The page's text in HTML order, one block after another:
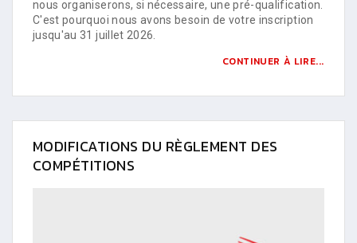
nous organiserons, si nécessaire, une pré-qualification.
C'est pourquoi nous avons besoin de votre inscription
jusqu'au 31 juillet 2026.
CONTINUER À LIRE...
MODIFICATIONS DU RÈGLEMENT DES
COMPÉTITIONS